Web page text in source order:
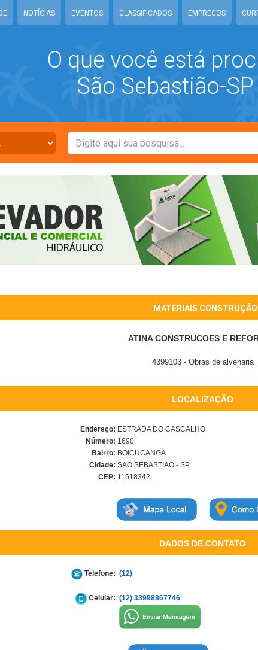
NOTÍCIAS EVENTOS CLASSIFICADOS EMPREGOS
O que você está
São Sebastião-
MATERIAIS CONSTRUÇÃO
ATINA CONSTRUCOES E
4399103 - Obras de alvenaria
LOCALIZAÇÃO
Endereço: ESTRADA DO CASCALHO
Número: 1690
Bairro: BOICUCANGA
Cidade: SAO SEBASTIAO - SP
CEP: 11618342
DADOS DE CONTATO
Telefone: (12)
Celular: (12) 33998867746